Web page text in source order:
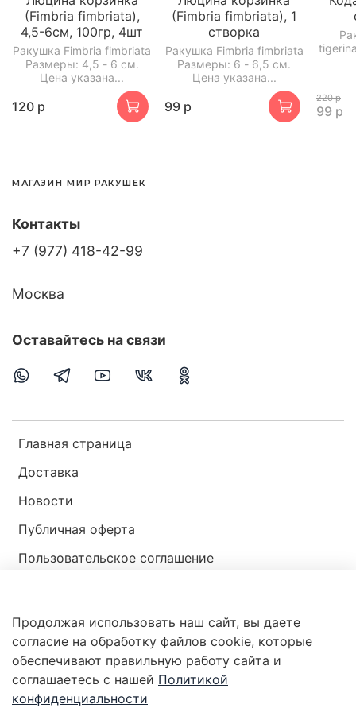
(Fimbria fimbriata),
4,5-6см, 100гр, 4шт
Ракушка Fimbria fimbriata
Размеры: 4,5 - 6 см.
Цена указана...
120 р
(Fimbria fimbriata), 1
створка
Ракушка Fimbria fimbriata
Размеры: 6 - 6,5 см.
Цена указана...
99 р
220 р
99 р
МАГАЗИН МИР РАКУШЕК
Главная страница
Доставка
Новости
Публичная оферта
Пользовательское соглашение
Контакты
+7 (977) 418-42-99
Москва
Оставайтесь на связи
Магазин мир ракушек
Продолжая использовать наш сайт, вы даете
согласие на обработку файлов cookie, которые
обеспечивают правильную работу сайта и
соглашаетесь с нашей Политикой
конфиденциальности